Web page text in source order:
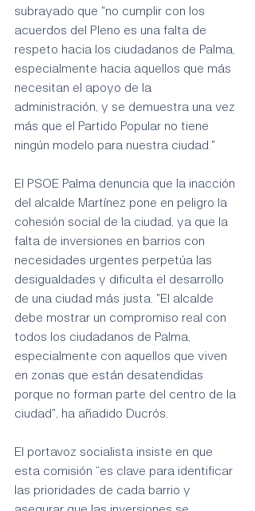
subrayado que "no cumplir con los
acuerdos del Pleno es una falta de
respeto hacia los ciudadanos de Palma,
especialmente hacia aquellos que más
necesitan el apoyo de la
administración, y se demuestra una vez
más que el Partido Popular no tiene
ningún modelo para nuestra ciudad."
El PSOE Palma denuncia que la inacción
del alcalde Martínez pone en peligro la
cohesión social de la ciudad, ya que la
falta de inversiones en barrios con
necesidades urgentes perpetúa las
desigualdades y dificulta el desarrollo
de una ciudad más justa. "El alcalde
debe mostrar un compromiso real con
todos los ciudadanos de Palma,
especialmente con aquellos que viven
en zonas que están desatendidas
porque no forman parte del centro de la
ciudad", ha añadido Ducrós.
El portavoz socialista insiste en que
esta comisión “es clave para identificar
las prioridades de cada barrio y